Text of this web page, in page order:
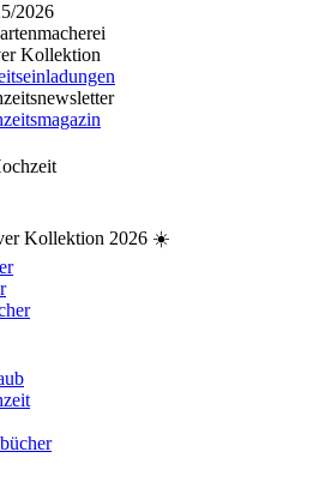
2026
Kollektion
Kollektion 2026 ☀️